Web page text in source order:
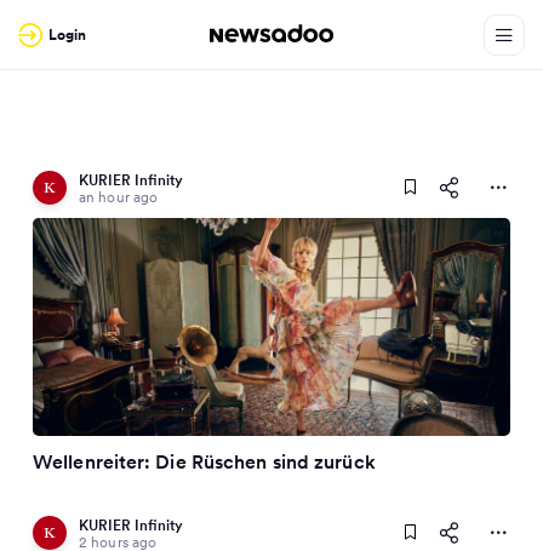
Login
KURIER Infinity
an hour ago
Wellenreiter: Die Rüschen sind zurück
KURIER Infinity
2 hours ago